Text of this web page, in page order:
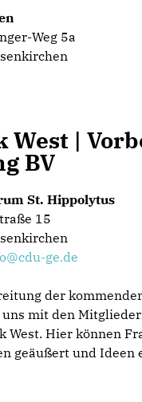
Weg 5a
West |
BV
St. Hippolytus
15
ge.de
der
mit den
West. Hier können
geäußert und Ideen